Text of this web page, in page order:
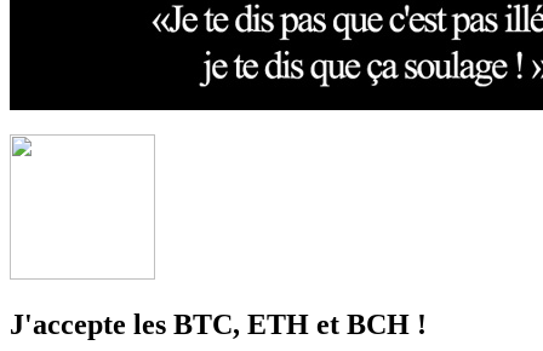
J'accepte les BTC, ETH et BCH !